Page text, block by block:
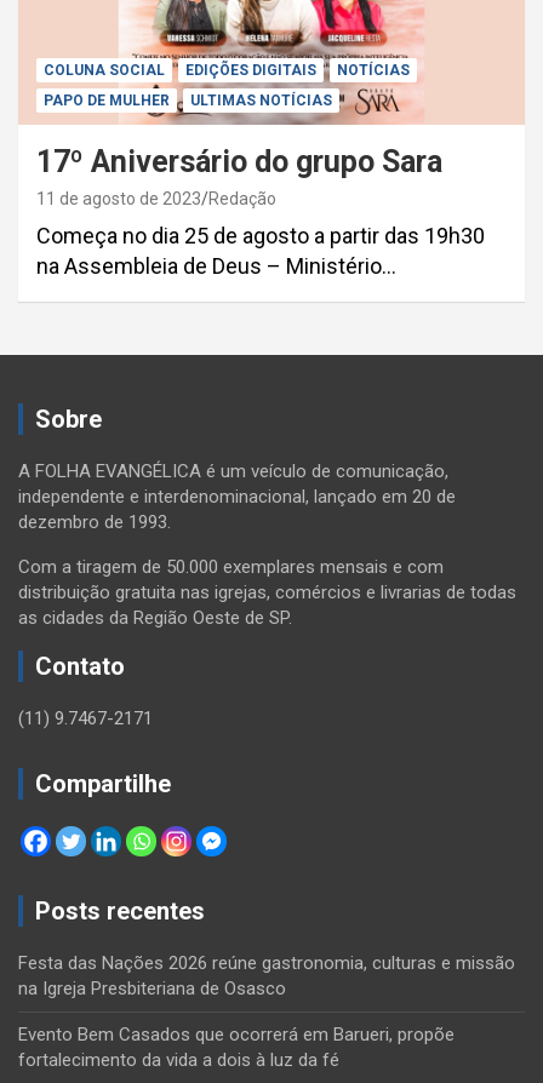
COLUNA SOCIAL EDIÇÕES DIGITAIS
NOTÍCIAS
PAPO DE MULHER
ULTIMAS NOTÍCIAS
17º Aniversário do grupo Sara
11 de agosto de 2023 Redação
Começa no dia 25 de agosto a partir das 19h30
na Assembleia de Deus – Ministério…
Paginação
de
posts
Sobre
A FOLHA EVANGÉLICA é um veículo de comunicação,
independente e interdenominacional, lançado em 20 de
dezembro de 1993.
Com a tiragem de 50.000 exemplares mensais e com
distribuição gratuita nas igrejas, comércios e livrarias de todas
as cidades da Região Oeste de SP.
Contato
(11) 9.7467-2171
Compartilhe
Posts recentes
Festa das Nações 2026 reúne gastronomia, culturas e missão
na Igreja Presbiteriana de Osasco
Evento Bem Casados que ocorrerá em Barueri, propõe
fortalecimento da vida a dois à luz da fé